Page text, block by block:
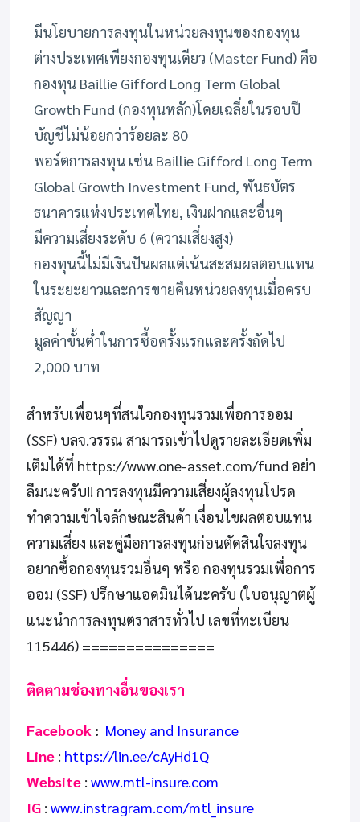
มีนโยบายการลงทุนในหน่วยลงทุนของกองทุน
ต่างประเทศเพียงกองทุนเดียว (Master Fund) คือ
กองทุน Baillie Gifford Long Term Global
Growth Fund (กองทุนหลัก)โดยเฉลี่ยในรอบปี
บัญชีไม่น้อยกว่าร้อยละ 80
พอร์ตการลงทุน เช่น Baillie Gifford Long Term
Global Growth Investment Fund, พันธบัตร
ธนาคารแห่งประเทศไทย, เงินฝากและอื่นๆ
มีความเสี่ยงระดับ 6 (ความเสี่ยงสูง)
กองทุนนี้ไม่มีเงินปันผลแต่เน้นสะสมผลตอบแทน
ในระยะยาวและการขายคืนหน่วยลงทุนเมื่อครบ
สัญญา
มูลค่าขั้นต่ำในการซื้อครั้งแรกและครั้งถัดไป
2,000 บาท
สำหรับเพื่อนๆที่สนใจกองทุนรวมเพื่อการออม
(SSF) บลจ.วรรณ สามารถเข้าไปดูรายละเอียดเพิ่ม
เติมได้ที่ https://www.one-asset.com/fund อย่า
ลืมนะครับ!! การลงทุนมีความเสี่ยงผู้ลงทุนโปรด
ทำความเข้าใจลักษณะสินค้า เงื่อนไขผลตอบแทน
ความเสี่ยง และคู่มือการลงทุนก่อนตัดสินใจลงทุน
อยากซื้อกองทุนรวมอื่นๆ หรือ กองทุนรวมเพื่อการ
ออม (SSF) ปรึกษาแอดมินได้นะครับ (ใบอนุญาตผู้
แนะนำการลงทุนตราสารทั่วไป เลขที่ทะเบียน
115446) ===============
ติดตามช่องทางอื่นของเรา
Facebook : Money and Insurance
Line : https://lin.ee/cAyHd1Q
Website : www.mtl-insure.com
IG : www.instragram.com/mtl_insure